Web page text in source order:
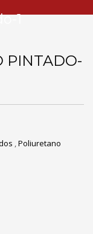
1
PINTADO-
,Poliuretano